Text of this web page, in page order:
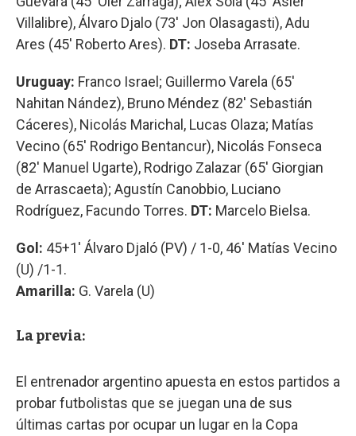
Villalibre), Álvaro Djalo (73' Jon Olasagasti), Adu
Ares (45' Roberto Ares). DT: Joseba Arrasate.
Uruguay: Franco Israel; Guillermo Varela (65'
Nahitan Nández), Bruno Méndez (82' Sebastián
Cáceres), Nicolás Marichal, Lucas Olaza; Matías
Vecino (65' Rodrigo Bentancur), Nicolás Fonseca
(82' Manuel Ugarte), Rodrigo Zalazar (65' Giorgian
de Arrascaeta); Agustín Canobbio, Luciano
Rodríguez, Facundo Torres. DT: Marcelo Bielsa.
Gol: 45+1' Álvaro Djaló (PV) / 1-0, 46' Matías Vecino
(U) /1-1.
Amarilla: G. Varela (U)
La previa:
El entrenador argentino apuesta en estos partidos a
probar futbolistas que se juegan una de sus
últimas cartas por ocupar un lugar en la Copa